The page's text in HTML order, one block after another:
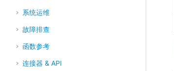
系统运维
故障排查
函数参考
连接器 & API